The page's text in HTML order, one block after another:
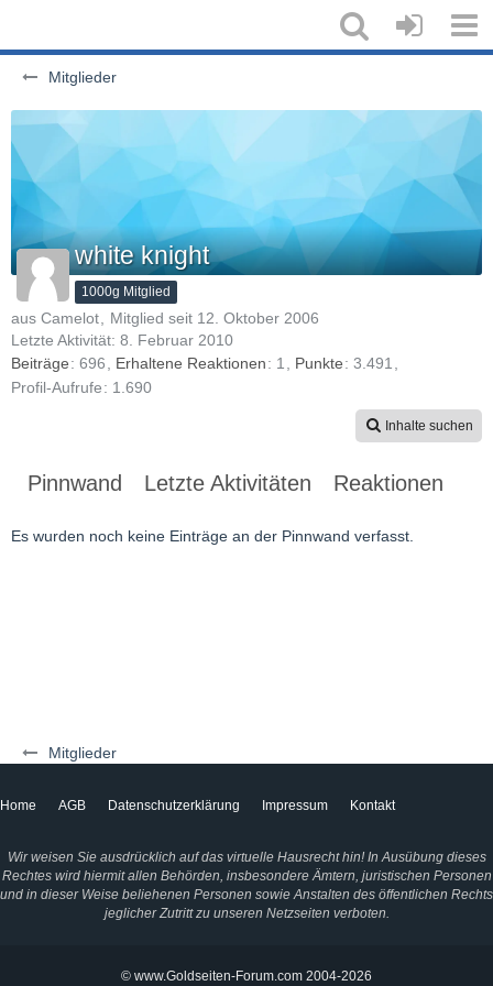
Mitglieder
Mitglieder
white knight
1000g Mitglied
aus Camelot
Mitglied seit 12. Oktober 2006
Letzte Aktivität: 8. Februar 2010
Beiträge
696 Erhaltene Reaktionen 1 Punkte
3.491
Profil-Aufrufe
1.690
Inhalte suchen
Pinnwand Letzte Aktivitäten Reaktionen
Es wurden noch keine Einträge an der Pinnwand verfasst.
Home AGB Datenschutzerklärung Impressum Kontakt
Wir weisen Sie ausdrücklich auf das virtuelle Hausrecht hin! In Ausübung dieses
Rechtes wird hiermit allen Behörden, insbesondere Ämtern, juristischen Personen
und in dieser Weise beliehenen Personen sowie Anstalten des öffentlichen Rechts
jeglicher Zutritt zu unseren Netzseiten verboten.
© www.Goldseiten-Forum.com 2004-2026